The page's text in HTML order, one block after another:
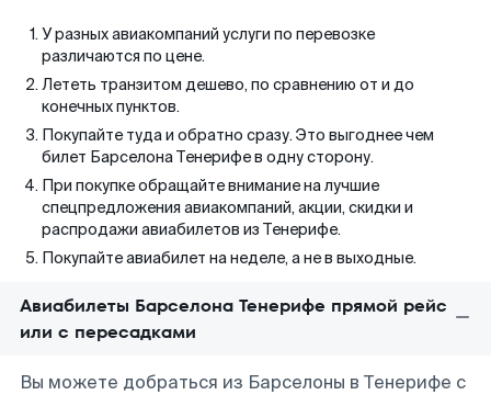
У разных авиакомпаний услуги по перевозке
различаются по цене.
Лететь транзитом дешево, по сравнению от и до
конечных пунктов.
Покупайте туда и обратно сразу. Это выгоднее чем
билет Барселона Тенерифе в одну сторону.
При покупке обращайте внимание на лучшие
спецпредложения авиакомпаний, акции, скидки и
распродажи авиабилетов из Тенерифе.
Покупайте авиабилет на неделе, а не в выходные.
Авиабилеты Барселона Тенерифе прямой рейс
или с пересадками
Вы можете добраться из Барселоны в Тенерифе с